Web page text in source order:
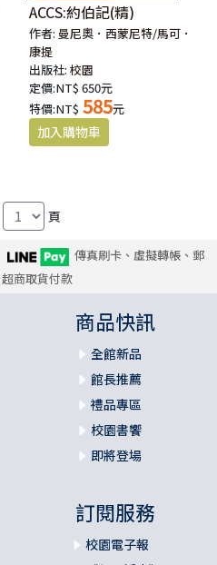
ACCS:約伯記(精)
作者: 曼尼奧．西蒙尼特/馬可．
康提
出版社:校園
定價:NT$ 650元
特價:NT$ 585元
頁
傳真刷卡、虛擬轉帳、郵
商取貨付款
商品快訊
全館新品
館長推薦
禮品專區
校園書饗
即將登場
訂閱服務
校園電子報